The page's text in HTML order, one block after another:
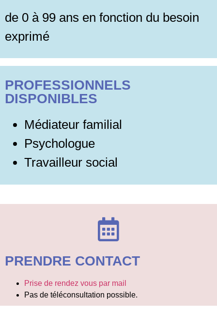
de 0 à 99 ans en fonction du besoin
exprimé
PROFESSIONNELS
DISPONIBLES
Médiateur familial
Psychologue
Travailleur social
PRENDRE CONTACT
Prise de rendez vous par mail
Pas de téléconsultation possible.